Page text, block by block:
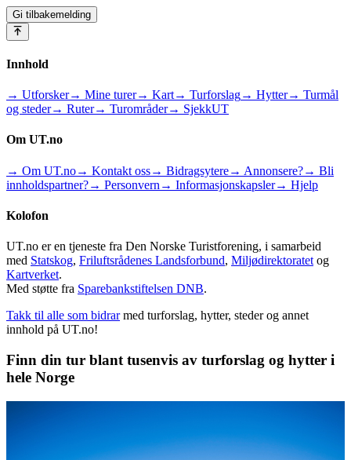
Gi tilbakemelding
Innhold
→ Utforsker→ Mine turer→ Kart→ Turforslag→ Hytter→ Turmål
og steder→ Ruter→ Turområder→ SjekkUT
Om UT.no
→ Om UT.no→ Kontakt oss→ Bidragsytere→ Annonsere?→ Bli
innholdspartner?→ Personvern → Informasjonskapsler→ Hjelp
Kolofon
UT.no er en tjeneste fra Den Norske Turistforening, i samarbeid
med Statskog, Friluftsrådenes Landsforbund, Miljødirektoratet og
Kartverket.
Med støtte fra Sparebankstiftelsen DNB.
Takk til alle som bidrar med turforslag, hytter, steder og annet
innhold på UT.no!
Finn din tur blant tusenvis av turforslag og hytter i
hele Norge